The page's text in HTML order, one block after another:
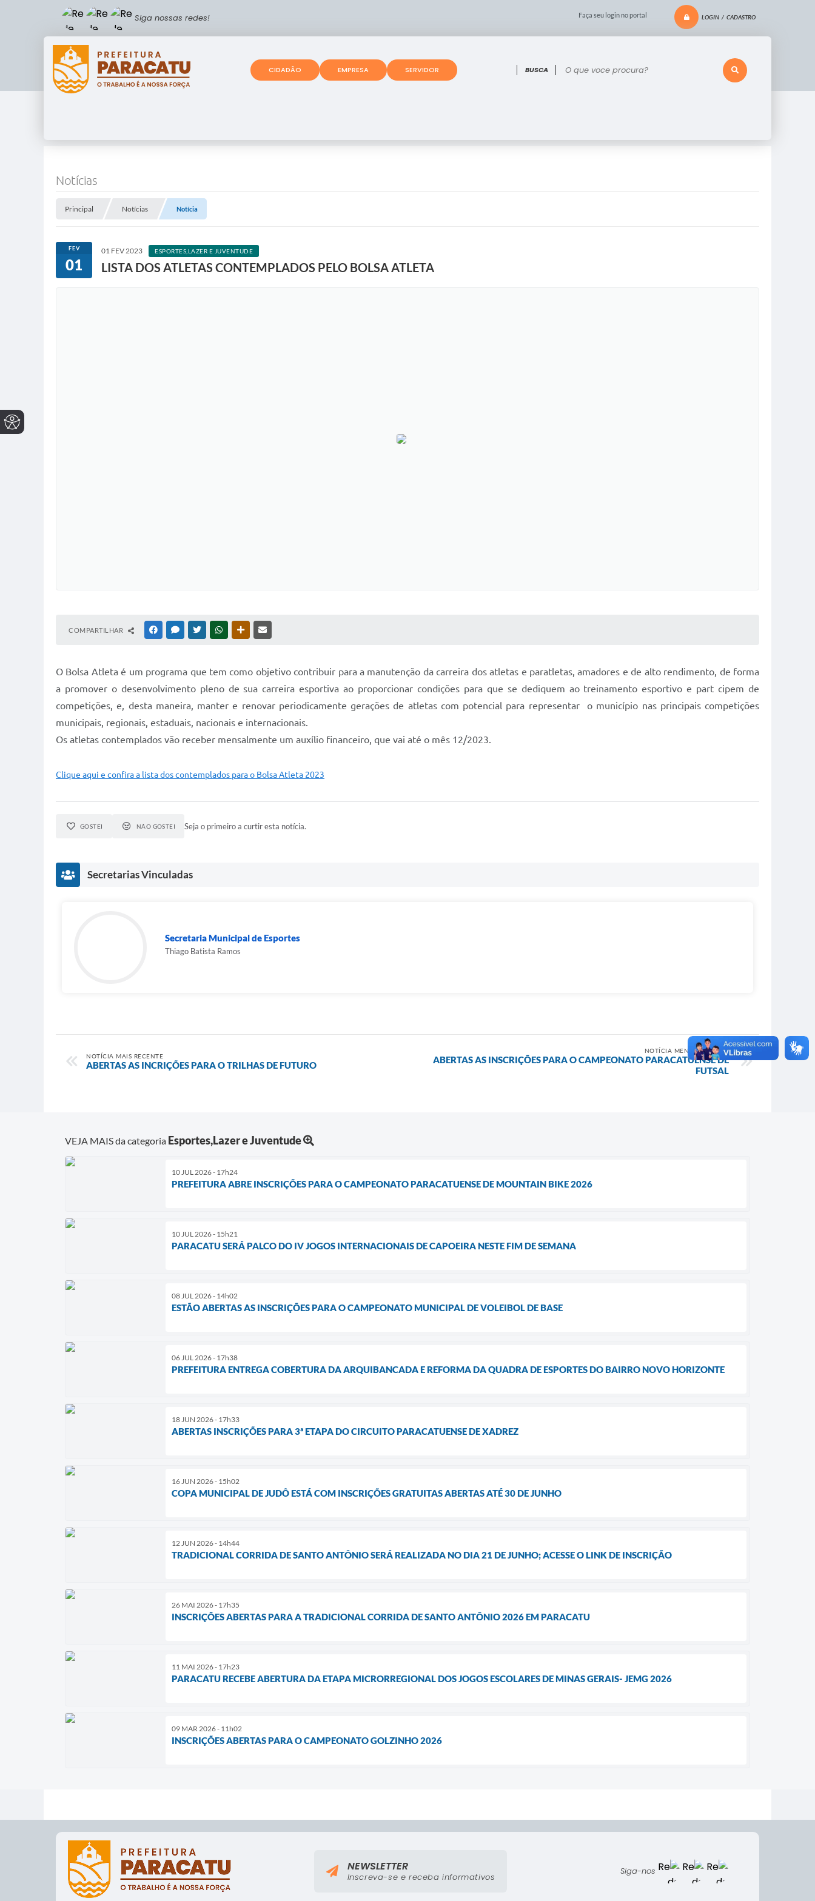
Faça seu login no portal LOGIN / CADASTRO
O que voce procura?
Siga nossas redes!
CIDADÃO EMPRESA SERVIDOR
Notícias
Principal Notícias Notícia
FEV
01
01 FEV 2023 ESPORTES,LAZER E JUVENTUDE
LISTA DOS ATLETAS CONTEMPLADOS PELO BOLSA ATLETA
COMPARTILHAR FACEBOOKMESSENGER
TWITTERWHATSAPPOUTRAS MÍDIAS
O Bolsa Atleta é um programa que tem como objetivo contribuir para a manutenção da carreira dos atletas e paratletas, amadores e de alto rendimento, de forma
a promover o desenvolvimento pleno de sua carreira esportiva ao proporcionar condições para que se dediquem ao treinamento esportivo e part cipem de
competições, e, desta maneira, manter e renovar periodicamente gerações de atletas com potencial para representar o município nas principais competições
municipais, regionais, estaduais, nacionais e internacionais.
Os atletas contemplados vão receber mensalmente um auxílio financeiro, que vai até o mês 12/2023.
Clique aqui e confira a lista dos contemplados para o Bolsa Atleta 2023
GOSTEI NÃO GOSTEI Seja o primeiro a curtir esta notícia.
Secretarias Vinculadas
Secretaria Municipal de Esportes
Thiago Batista Ramos
NOTÍCIA MAIS RECENTE
ABERTAS AS INCRIÇÕES PARA O TRILHAS DE FUTURO
NOTÍCIA MENOS RECENTE
ABERTAS AS INSCRIÇÕES PARA O CAMPEONATO PARACATUENSE DE
FUTSAL
VEJA MAIS da categoria Esportes,Lazer e Juventude
10 JUL 2026 - 17h24
PREFEITURA ABRE INSCRIÇÕES PARA O CAMPEONATO PARACATUENSE DE MOUNTAIN BIKE 2026
10 JUL 2026 - 15h21
PARACATU SERÁ PALCO DO IV JOGOS INTERNACIONAIS DE CAPOEIRA NESTE FIM DE SEMANA
08 JUL 2026 - 14h02
ESTÃO ABERTAS AS INSCRIÇÕES PARA O CAMPEONATO MUNICIPAL DE VOLEIBOL DE BASE
06 JUL 2026 - 17h38
PREFEITURA ENTREGA COBERTURA DA ARQUIBANCADA E REFORMA DA QUADRA DE ESPORTES DO BAIRRO NOVO HORIZONTE
18 JUN 2026 - 17h33
ABERTAS INSCRIÇÕES PARA 3ª ETAPA DO CIRCUITO PARACATUENSE DE XADREZ
16 JUN 2026 - 15h02
COPA MUNICIPAL DE JUDÔ ESTÁ COM INSCRIÇÕES GRATUITAS ABERTAS ATÉ 30 DE JUNHO
12 JUN 2026 - 14h44
TRADICIONAL CORRIDA DE SANTO ANTÔNIO SERÁ REALIZADA NO DIA 21 DE JUNHO; ACESSE O LINK DE INSCRIÇÃO
26 MAI 2026 - 17h35
INSCRIÇÕES ABERTAS PARA A TRADICIONAL CORRIDA DE SANTO ANTÔNIO 2026 EM PARACATU
11 MAI 2026 - 17h23
PARACATU RECEBE ABERTURA DA ETAPA MICRORREGIONAL DOS JOGOS ESCOLARES DE MINAS GERAIS- JEMG 2026
09 MAR 2026 - 11h02
INSCRIÇÕES ABERTAS PARA O CAMPEONATO GOLZINHO 2026
Siga-nos
NEWSLETTER
Inscreva-se e receba informativos